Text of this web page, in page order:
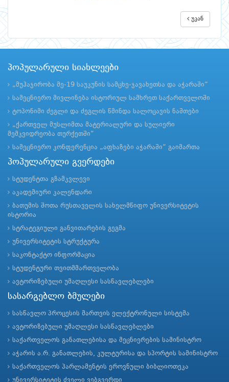
უკან
პოპულარული სიახლეები
„მუჰაჯირობა მე-19 საუკუნის სამცხე-ჯავახეთსა და აჭარაში“
სამეცნიერო მივლინება ისტორიულ სამხრეთ საქართველოში
ტოპონიმი ძეგლი და ძეგლის წმინდა სალოცავის ნაშთები
„ქართველ მუსლიმთა მატერიალური და სულიერი
მემკვიდრეობა თურქეთში“
სამეცნიერო კონფერენცია „აფხაზები აჭარაში“ გაიმართა
პოპულარული გვერდები
სტუდენტთა გზამკვლევი
აკადემიური კალენდარი
ბათუმის შოთა რუსთაველის სახელმწიფო უნივერსიტეტის
ისტორია
სტრატეგიული განვითარების გეგმა
უნივერსიტეტის სტრუქტურა
საკონტაქტო ინფორმაცია
სტუდენტური თვითმმართველობა
ავტორიზებული უმაღლესი სასწავლებლები
სასარგებლო ბმულები
სასწავლო პროცესის მართვის ელექტრონული სისტემა
ავტორიზებული უმაღლესი სასწავლებლები
საქართველოს განათლებისა და მეცნიერების სამინისტრო
აჭარის ა.რ. განათლების, კულტურისა და სპორტის სამინისტრო
საქართველოს პარლამენტის ეროვნული ბიბლიოთეკა
უნივერსიტეტის ძველი ვებგვერდი